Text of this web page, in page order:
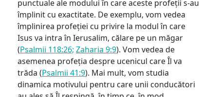
punctuale ale modului în care aceste profeții s-au
împlinit cu exactitate. De exemplu, vom vedea
împlinirea profeției cu privire la modul în care
Isus va intra în Ierusalim, călare pe un măgar
(Psalmii 118:26; Zaharia 9:9). Vom vedea de
asemenea profeția despre ucenicul care Îl va
trăda (Psalmii 41:9). Mai mult, vom studia
dinamica motivului pentru care unii conducători